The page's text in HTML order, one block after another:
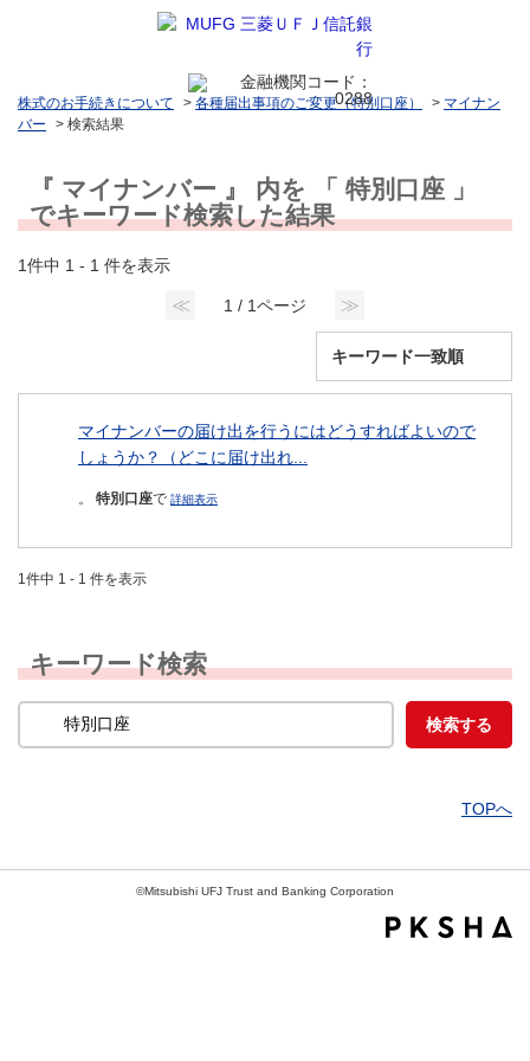
株式のお手続きについて > 各種届出事項のご変更（特別口座） > マイナン
バー
> 検索結果
『 マイナンバー 』 内を 「 特別口座 」
でキーワード検索した結果
1件中 1 - 1 件を表示
≪ 1 / 1ページ ≫
マイナンバーの届け出を行うにはどうすればよいので
しょうか？（どこに届け出れ...
。 特別口座で 詳細表示
1件中 1 - 1 件を表示
キーワード検索
TOPへ
©Mitsubishi UFJ Trust and Banking Corporation